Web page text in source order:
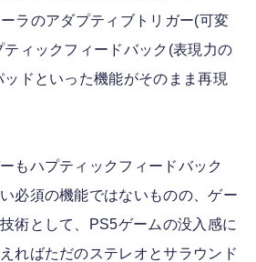
ラのアダプティブトリガー(可変
ィックフィードバック(表現力の
ドといった機能がそのまま再現
もハプティックフィードバック
必須の機能ではないものの、ゲー
術として、PS5ゲームの没入感に
ればただのステレオとサラウンド